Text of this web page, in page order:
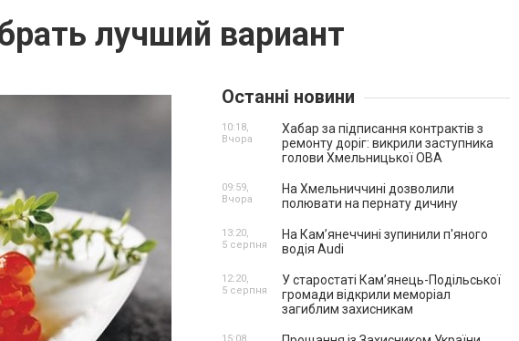
лучший вариант
Останні новини
Хабар за підписання контрактів з
ремонту доріг: викрили заступника
голови Хмельницької ОВА
10:18,
Вчора
На Хмельниччині дозволили
полювати на пернату дичину
09:59,
Вчора
На Камʼянеччині зупинили п'яного
водія Audi
13:20,
5 серпня
У старостаті Кам’янець-Подільської
громади відкрили меморіал
загиблим захисникам
12:20,
5 серпня